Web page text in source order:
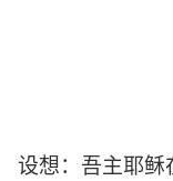
设想：吾主耶稣